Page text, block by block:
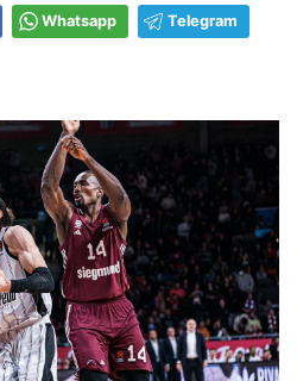
Whatsapp Telegram